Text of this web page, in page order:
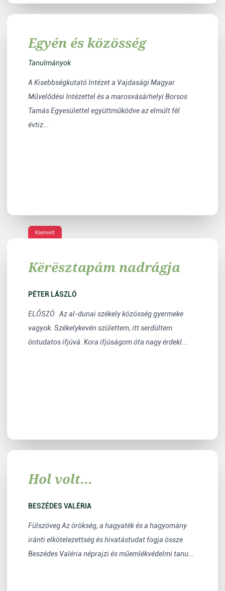
Egyén és közösség
Tanulmányok
A Kisebbségkutató Intézet a Vajdasági Magyar
Művelődési Intézettel és a marosvásárhelyi Borsos
Tamás Egyesülettel együttműködve az elmúlt fél
évtiz...
Kiemelt
Kërësztapám nadrágja
PÉTER LÁSZLÓ
ELŐSZÓ Az al-dunai székely közösség gyermeke
vagyok. Székelykevén születtem, itt serdültem
öntudatos ifjúvá. Kora ifjúságom óta nagy érdekl...
Hol volt...
BESZÉDES VALÉRIA
Fülszöveg Az örökség, a hagyaték és a hagyomány
iránti elkötelezettség és hivatástudat fogja össze
Beszédes Valéria néprajzi és műemlékvédelmi tanu...